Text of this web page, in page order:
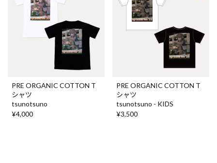
PRE ORGANIC COTTON T
シャツ
tsunotsuno
¥4,000
PRE ORGANIC COTTON T
シャツ
tsunotsuno - KIDS
¥3,500